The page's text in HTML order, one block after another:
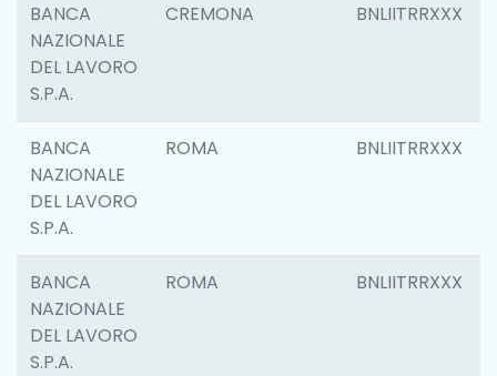
BANCA
NAZIONALE
DEL LAVORO
S.P.A.
CREMONA BNLIITRRXXX
BANCA
NAZIONALE
DEL LAVORO
S.P.A.
ROMA BNLIITRRXXX
BANCA
NAZIONALE
DEL LAVORO
S.P.A.
ROMA BNLIITRRXXX